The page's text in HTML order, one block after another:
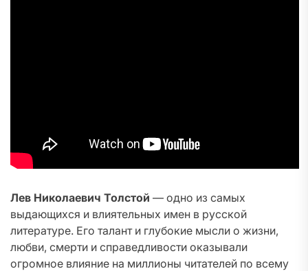
Лев Николаевич Толстой — одно из самых
выдающихся и влиятельных имен в русской
литературе. Его талант и глубокие мысли о жизни,
любви, смерти и справедливости оказывали
огромное влияние на миллионы читателей по всему